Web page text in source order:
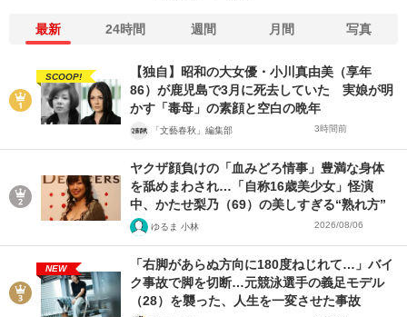
最新 24時間 週間 月間 写真
SCOOP!
【独自】昭和の大女優・小川真由美（享年
86）が鹿児島で3月に死去していた 実娘が明
かす「毒母」の素顔と空白の晩年
「文藝春秋」編集部 3時間前
ヤクザ顔負けの「血みどろ情事」豊満な身体
を舐めまわされ…「自称16歳美少女」怪演
中、かたせ梨乃（69）の美しすぎる“熟れ方”
ゆるま 小林 2026/08/06
NEW
「右脚があらぬ方向に180度ねじれて…」バイ
ク事故で脚を切断…元競泳選手の義足モデル
（28）を襲った、人生を一変させた事故